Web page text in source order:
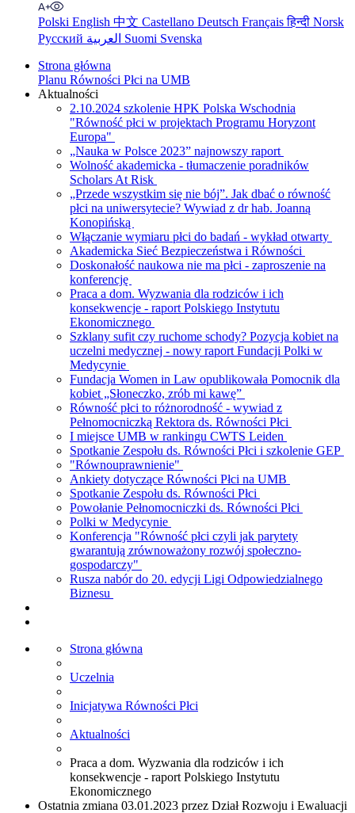
Polski English 中文 Castellano Deutsch Françaisहिन्दी Norsk
Русский
Suomi Svenska
Strona główna
Planu Równości Płci na UMB
Aktualności
2.10.2024 szkolenie HPK Polska Wschodnia
"Równość płci w projektach Programu Horyzont
Europa"
„Nauka w Polsce 2023” najnowszy raport
Wolność akademicka - tłumaczenie poradników
Scholars At Risk
„Przede wszystkim się nie bój”. Jak dbać o równość
płci na uniwersytecie? Wywiad z dr hab. Joanną
Konopińską
Włączanie wymiaru płci do badań - wykład otwarty
Akademicka Sieć Bezpieczeństwa i Równości
Doskonałość naukowa nie ma płci - zaproszenie na
konferencję
Praca a dom. Wyzwania dla rodziców i ich
konsekwencje - raport Polskiego Instytutu
Ekonomicznego
Szklany sufit czy ruchome schody? Pozycja kobiet na
uczelni medycznej - nowy raport Fundacji Polki w
Medycynie
Fundacja Women in Law opublikowała Pomocnik dla
kobiet „Słoneczko, zrób mi kawę”
Równość płci to różnorodność - wywiad z
Pełnomocniczką Rektora ds. Równości Płci
I miejsce UMB w rankingu CWTS Leiden
Spotkanie Zespołu ds. Równości Płci i szkolenie GEP
"Równouprawnienie"
Ankiety dotyczące Równości Płci na UMB
Spotkanie Zespołu ds. Równości Płci
Powołanie Pełnomocniczki ds. Równości Płci
Polki w Medycynie
Konferencja "Równość płci czyli jak parytety
gwarantują zrównoważony rozwój społeczno-
gospodarczy"
Rusza nabór do 20. edycji Ligi Odpowiedzialnego
Biznesu
Strona główna
Uczelnia
Inicjatywa Równości Płci
Aktualności
Praca a dom. Wyzwania dla rodziców i ich
konsekwencje - raport Polskiego Instytutu
Ekonomicznego
Ostatnia zmiana 03.01.2023 przez Dział Rozwoju i Ewaluacji